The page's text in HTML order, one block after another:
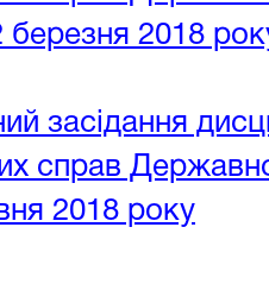
березня 2018
засідання
справ
2018 року